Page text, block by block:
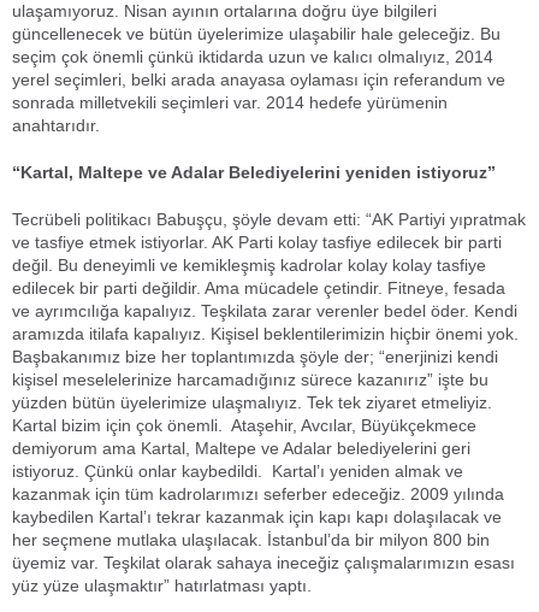
ulaşamıyoruz. Nisan ayının ortalarına doğru üye bilgileri
güncellenecek ve bütün üyelerimize ulaşabilir hale geleceğiz. Bu
seçim çok önemli çünkü iktidarda uzun ve kalıcı olmalıyız, 2014
yerel seçimleri, belki arada anayasa oylaması için referandum ve
sonrada milletvekili seçimleri var. 2014 hedefe yürümenin
anahtarıdır.
“Kartal, Maltepe ve Adalar Belediyelerini yeniden istiyoruz”
Tecrübeli politikacı Babuşçu, şöyle devam etti: “AK Partiyi yıpratmak
ve tasfiye etmek istiyorlar. AK Parti kolay tasfiye edilecek bir parti
değil. Bu deneyimli ve kemikleşmiş kadrolar kolay kolay tasfiye
edilecek bir parti değildir. Ama mücadele çetindir. Fitneye, fesada
ve ayrımcılığa kapalıyız. Teşkilata zarar verenler bedel öder. Kendi
aramızda itilafa kapalıyız. Kişisel beklentilerimizin hiçbir önemi yok.
Başbakanımız bize her toplantımızda şöyle der; “enerjinizi kendi
kişisel meselelerinize harcamadığınız sürece kazanırız” işte bu
yüzden bütün üyelerimize ulaşmalıyız. Tek tek ziyaret etmeliyiz.
Kartal bizim için çok önemli. Ataşehir, Avcılar, Büyükçekmece
demiyorum ama Kartal, Maltepe ve Adalar belediyelerini geri
istiyoruz. Çünkü onlar kaybedildi. Kartal’ı yeniden almak ve
kazanmak için tüm kadrolarımızı seferber edeceğiz. 2009 yılında
kaybedilen Kartal’ı tekrar kazanmak için kapı kapı dolaşılacak ve
her seçmene mutlaka ulaşılacak. İstanbul’da bir milyon 800 bin
üyemiz var. Teşkilat olarak sahaya ineceğiz çalışmalarımızın esası
yüz yüze ulaşmaktır” hatırlatması yaptı.